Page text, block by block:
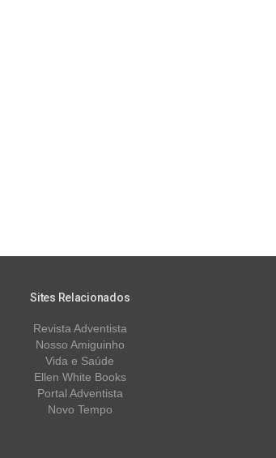
Sites Relacionados
Revista Adventista
Nosso Amiguinho
Vida e Saúde
Ellen White Books
Portal Adventista
Novo Tempo